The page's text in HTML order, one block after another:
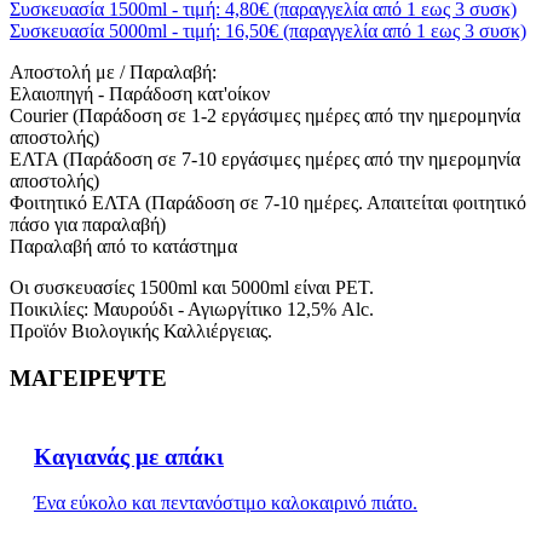
Συσκευασία 1500ml - τιμή: 4,80€ (παραγγελία από 1 εως 3 συσκ)
Συσκευασία 5000ml - τιμή: 16,50€ (παραγγελία από 1 εως 3 συσκ)
Αποστολή με / Παραλαβή:
Ελαιοπηγή - Παράδοση κατ'οίκον
Courier (Παράδοση σε 1-2 εργάσιμες ημέρες από την ημερομηνία
αποστολής)
ΕΛΤΑ (Παράδοση σε 7-10 εργάσιμες ημέρες από την ημερομηνία
αποστολής)
Φοιτητικό ΕΛΤΑ (Παράδοση σε 7-10 ημέρες. Απαιτείται φοιτητικό
πάσο για παραλαβή)
Παραλαβή από το κατάστημα
Οι συσκευασίες 1500ml και 5000ml είναι PET.
Ποικιλίες: Μαυρούδι - Αγιωργίτικο 12,5% Alc.
Προϊόν Βιολογικής Καλλιέργειας.
ΜΑΓΕΙΡΕΨΤΕ
Καγιανάς με απάκι
Ένα εύκολο και πεντανόστιμο καλοκαιρινό πιάτο.